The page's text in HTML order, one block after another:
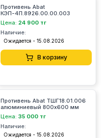
Противень Abat
КЭП-4П.8926.00.00.003
Цена: 24 900 тг
Наличие:
Ожидается - 15.08.2026
В корзину
Противень Abat ТШГ18.01.006
алюминиевый 800х600 мм
Цена: 35 000 тг
Наличие:
Ожидается - 15.08.2026